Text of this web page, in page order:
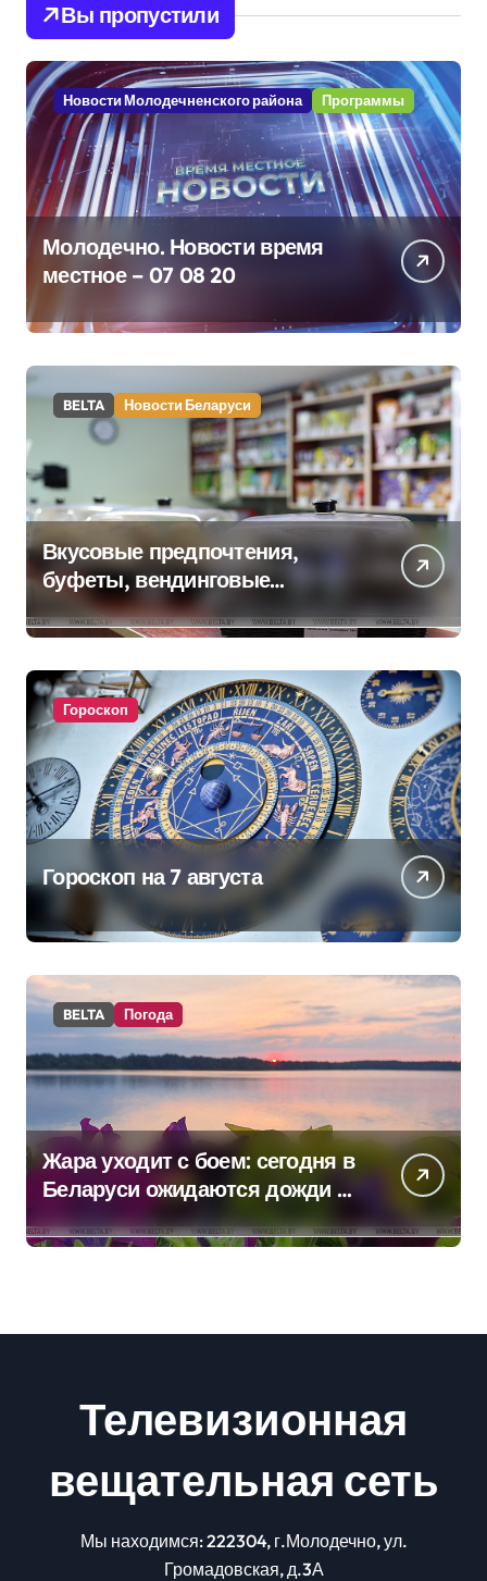
Вы пропустили
Новости Молодечненского района Программы
Молодечно. Новости время
местное – 07 08 20
BELTA Новости Беларуси
Вкусовые предпочтения,
буфеты, вендинговые
аппараты. Минобразования об
изменениях в школьном
питании
Гороскоп
Гороскоп на 7 августа
BELTA Погода
Жара уходит с боем: сегодня в
Беларуси ожидаются дожди и
грозы
Телевизионная
вещательная сеть
Мы находимся: 222304, г.Молодечно, ул.
Громадовская, д.3А